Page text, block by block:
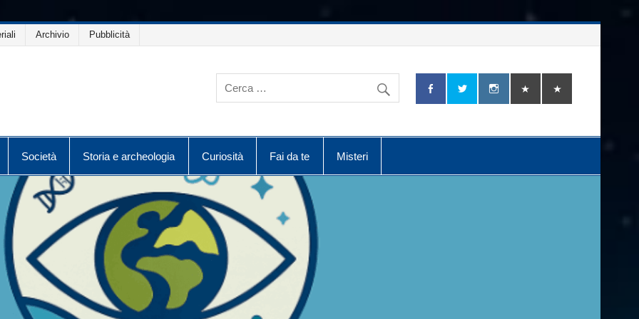
Archivio Pubblicità
Società Storia e archeologia Curiosità Fai da te Misteri